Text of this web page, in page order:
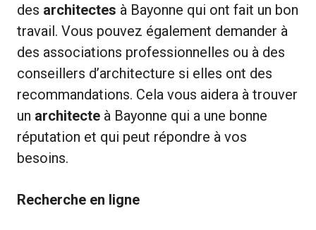
des architectes à Bayonne qui ont fait un bon
travail. Vous pouvez également demander à
des associations professionnelles ou à des
conseillers d’architecture si elles ont des
recommandations. Cela vous aidera à trouver
un architecte à Bayonne qui a une bonne
réputation et qui peut répondre à vos
besoins.
Recherche en ligne